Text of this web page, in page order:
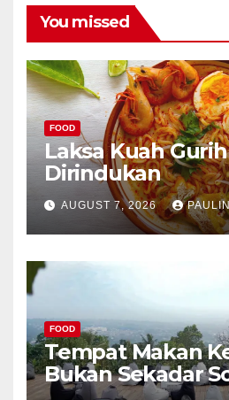
You missed
FOOD
Laksa Kuah
Dirindukan
AUGUST 7, 2026 PAULIN
FOOD
Tempat Makan
Bukan Sekadar